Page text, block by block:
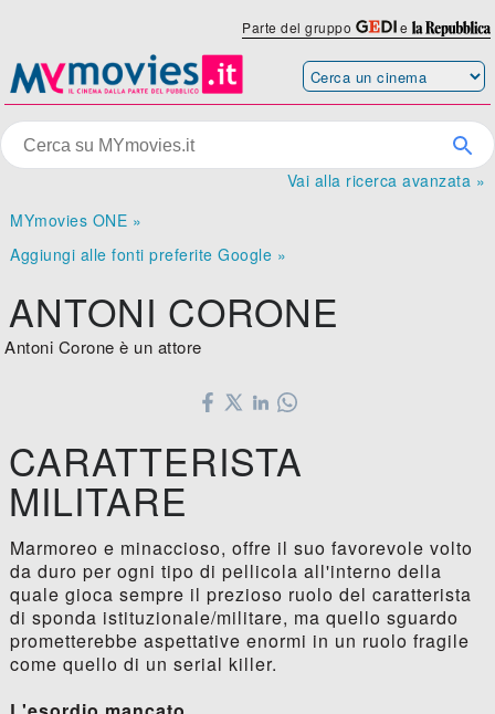
Parte del gruppo e
Vai alla ricerca avanzata »
MYmovies ONE »
Aggiungi alle fonti preferite Google »
ANTONI CORONE
Antoni Corone è un attore
CARATTERISTA
MILITARE
Marmoreo e minaccioso, offre il suo favorevole volto
da duro per ogni tipo di pellicola all'interno della
quale gioca sempre il prezioso ruolo del caratterista
di sponda istituzionale/militare, ma quello sguardo
prometterebbe aspettative enormi in un ruolo fragile
come quello di un serial killer.